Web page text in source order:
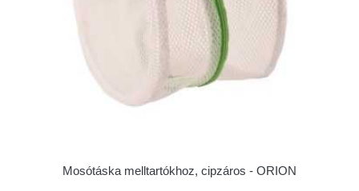
Mosótáska melltartókhoz, cipzáros - ORION